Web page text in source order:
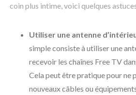
coin plus intime, voici quelques
Utiliser une antenne
simple consiste à utiliser une
recevoir les chaînes Free TV
Cela peut être pratique pour ne
nouveaux câbles ou